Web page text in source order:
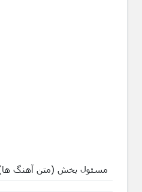
مسئول بخش (متن آهنگ ها)